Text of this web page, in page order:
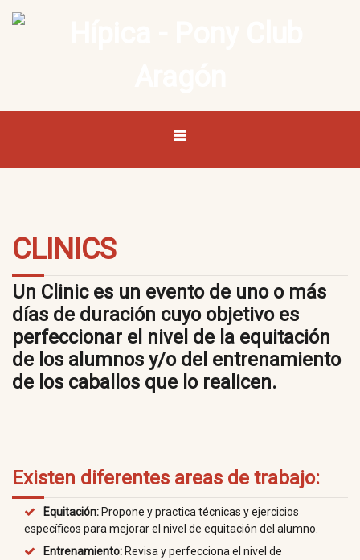
CLINICS
Un Clinic es un evento de uno o más
días de duración cuyo objetivo es
perfeccionar el nivel de la equitación
de los alumnos y/o del entrenamiento
de los caballos que lo realicen.
Existen diferentes areas de trabajo:
Equitación:Propone y practica técnicas y ejercicios
específicos para mejorar el nivel de equitación del alumno.
Entrenamiento:Revisa y perfecciona el nivel de